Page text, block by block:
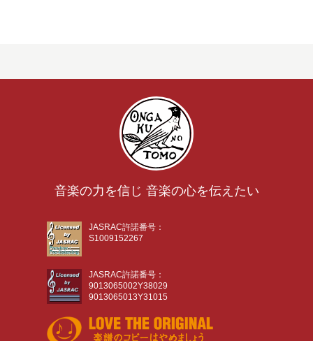
音楽の力を信じ 音楽の心を伝えたい
JASRAC許諾番号：
S1009152267
JASRAC許諾番号：
9013065002Y38029
9013065013Y31015